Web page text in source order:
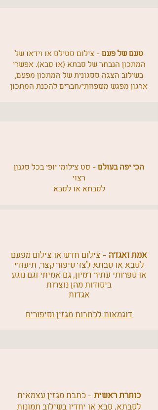
טעם של פעם - צילום סטילס או וידאו של
המתכון הנבחר של סבתא (או סבא). אפשרי
בשילוב הצגה ססגונית של המתכון מפעם,
ארגון מפגש משפחתי/חברים להכנת המתכון
הכי יפה בעולם - סט צילומי יופי בכל סגנון
רצוי
לסבתא או לסבא
אמת ואגדה - צילום חדש או צילום מפעם
לסבא או סבתא לצד סיפור קצר, תיעודי
או ספרותי עתיר דמיון, גם אמיתי וגם נוגע
ביסודות מהן נוצרות
אגדות
דוגמאות לכתבות מגזין וסיפורים
כותרת ראשית - כתבת מגזין עצמאית
לסבתא, סבא או יחדיו בשילוב תמונות